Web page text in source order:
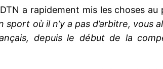
a rapidement mis les choses au
sport où il n’y a pas d’arbitre,
depuis le début de la